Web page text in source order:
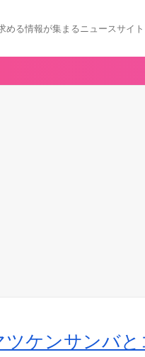
める情報が集まるニュースサイト
ケンサンバと